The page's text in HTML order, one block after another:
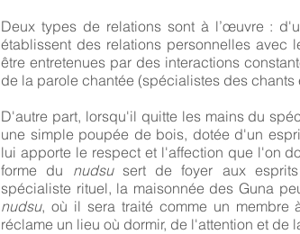
Deux types de relations sont à l’œuvre :
établissent des relations personnelles avec
être entretenues par des interactions
de la parole chantée (spécialistes des chants
D'autre part, lorsqu'il quitte les mains du
une simple poupée de bois, dotée d'un
lui apporte le respect et l'affection que l'on
forme du nudsu sert de foyer aux
spécialiste rituel, la maisonnée des Guna
nudsu, où il sera traité comme un membre
réclame un lieu où dormir, de l'attention et de